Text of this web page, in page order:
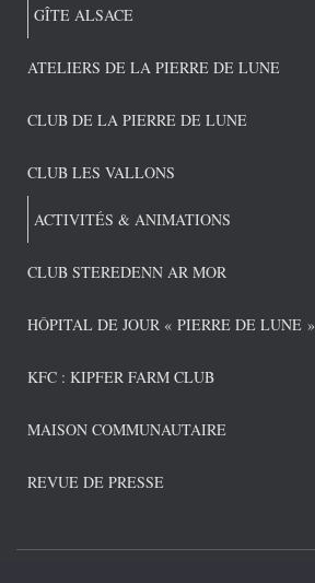
GÎTE ALSACE
ATELIERS DE LA PIERRE DE LUNE
CLUB DE LA PIERRE DE LUNE
CLUB LES VALLONS
ACTIVITÉS & ANIMATIONS
CLUB STEREDENN AR MOR
HÔPITAL DE JOUR « PIERRE DE LUNE »
KFC : KIPFER FARM CLUB
MAISON COMMUNAUTAIRE
REVUE DE PRESSE